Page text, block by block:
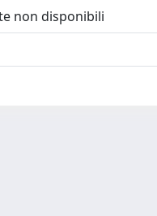
non disponibili